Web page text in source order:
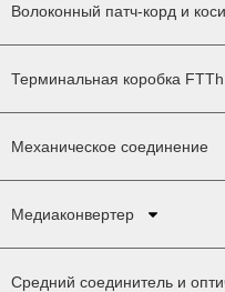
Волоконный патч-корд и
Терминальная коробка FTTh
Механическое соединение
Медиаконвертер
Средний соединитель и